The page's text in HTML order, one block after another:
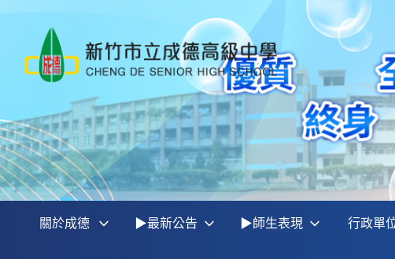
關於成德 ▶最新公告 ▶師生表現 行政單